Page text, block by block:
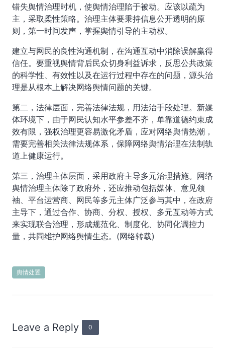
错失舆情治理时机，使舆情治理陷于被动。应该以疏为
主，采取柔性策略。治理主体要秉持信息公开透明的原
则，第一时间发声，掌握舆情引导的主动权。
建立与网民的良性沟通机制，在沟通互动中消除误解赢得
信任。要重视舆情背后民众切身利益诉求，反思公共政策
的科学性、有效性以及在运行过程中存在的问题，源头治
理是从根本上解决网络舆情问题的关键。
第二，法律层面，完善法律法规，用法治手段处理。新媒
体环境下，由于网民认知水平参差不齐，单靠道德约束成
效有限，强权治理更容易激化矛盾，应对网络舆情热潮，
需要完善相关法律法规体系，保障网络舆情治理在法制轨
道上健康运行。
第三，治理主体层面，采用政府主导多元治理措施。网络
舆情治理主体除了政府外，还应推动包括媒体、意见领
袖、平台运营商、网民等多元主体广泛参与其中，在政府
主导下，通过合作、协商、分权、授权、多元互动等方式
来实现联合治理，形成规范化、制度化、协同化调控力
量，共同维护网络舆情生态。(网络转载)
舆情处置
Leave a Reply 0